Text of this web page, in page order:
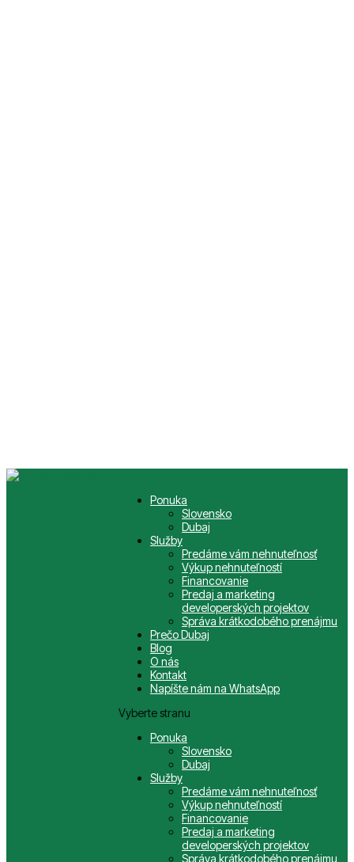
Ponuka
Slovensko
Dubaj
Služby
Predáme vám nehnuteľnosť
Výkup nehnuteľností
Financovanie
Predaj a marketing
developerských projektov
Správa krátkodobého prenájmu
Prečo Dubaj
Blog
O nás
Kontakt
Napíšte nám na WhatsApp
Vyberte stranu
Ponuka
Slovensko
Dubaj
Služby
Predáme vám nehnuteľnosť
Výkup nehnuteľností
Financovanie
Predaj a marketing
developerských projektov
Správa krátkodobého prenájmu